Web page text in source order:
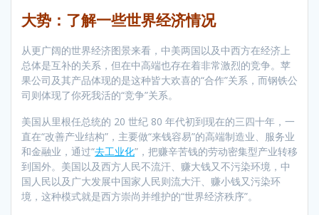
大势：了解一些世界经济情况
从更广阔的世界经济图景来看，中美两国以及中西方在经济上
总体是互补的关系，但在中高端也存在着非常激烈的竞争。苹
果公司及其产品体现的是这种皆大欢喜的“合作”关系，而钢铁公
司则体现了你死我活的“竞争”关系。
美国从里根任总统的 20 世纪 80 年代初到现在的三四十年，一
直在“改善产业结构”，主要做“来钱容易”的高端制造业、服务业
和金融业，通过“去工业化”，把赚辛苦钱的劳动密集型产业转移
到国外。美国以及西方人民不流汗、赚大钱又不污染环境，中
国人民以及广大发展中国家人民则流大汗、赚小钱又污染环
境，这种模式就是西方崇尚并维护的“世界经济秩序”。